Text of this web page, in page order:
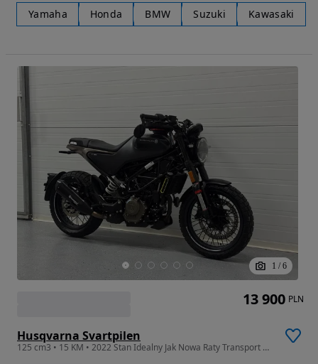
Yamaha Honda BMW Suzuki Kawasaki
1 / 6
Husqvarna Svartpilen
125 cm3 • 15 KM • 2022 Stan Idealny Jak Nowa Raty Transport Gwarancja
13 900 PLN